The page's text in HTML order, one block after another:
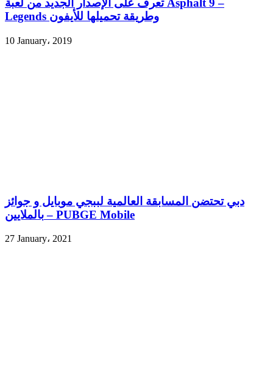
تعرف على الإصدار الجديد من لعبة Asphalt 9 –
Legends وطريقة تحميلها للأيفون
10 January، 2019
دبي تحتضن المسابقة العالمية لببجي موبايل و جوائز
بالملايين – PUBGE Mobile
27 January، 2021